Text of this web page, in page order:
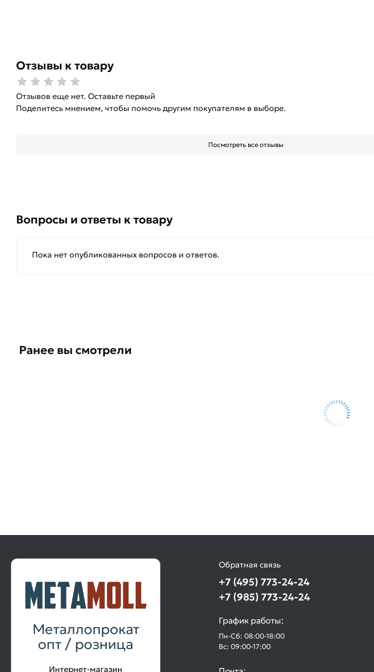
Отзывы к товару
Отзывов еще нет. Оставьте первый
Поделитесь мнением, чтобы помочь другим покупателям в выборе.
Посмотреть все отзывы
Вопросы и ответы к товару
Пока нет опубликованных вопросов и ответов.
Ранее вы смотрели
Металлопрокат
опт / розница
Интернет-магазин
Обратная связь
+7 (495) 773-24-24
+7 (985) 773-24-24
График работы:
Пн-Сб: 08:00-18:00
Вс: 09:00-17:00